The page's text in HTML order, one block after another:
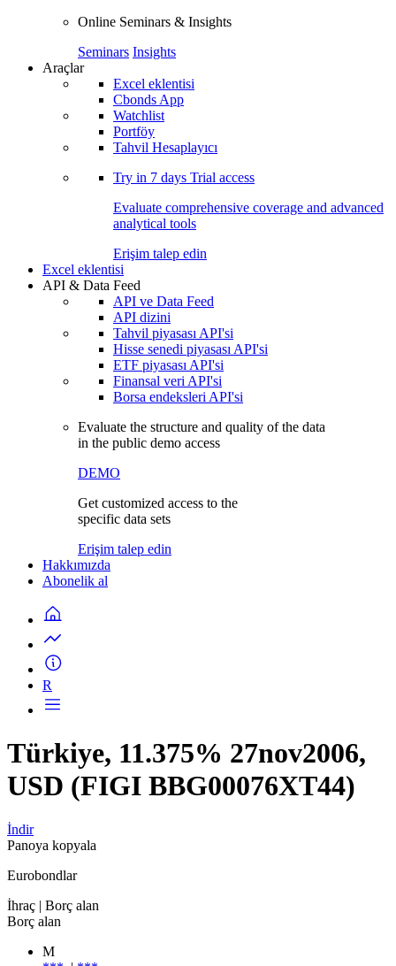
Online Seminars & Insights
Seminars Insights
Araçlar
Excel eklentisi
Cbonds App
Watchlist
Portföy
Tahvil Hesaplayıcı
Try in 7 days Trial access
Evaluate comprehensive coverage and advanced
analytical tools
Erişim talep edin
Excel eklentisi
API & Data Feed
API ve Data Feed
API dizini
Tahvil piyasası API'si
Hisse senedi piyasası API'si
ETF piyasası API'si
Finansal veri API'si
Borsa endeksleri API'si
Evaluate the structure and quality of the data
in the public demo access
DEMO
Get customized access to the
specific data sets
Erişim talep edin
Hakkımızda
Abonelik al
R
Türkiye, 11.375% 27nov2006,
USD (FIGI BBG00076XT44)
İndir
Panoya kopyala
Eurobondlar
İhraç | Borç alan
Borç alan
M